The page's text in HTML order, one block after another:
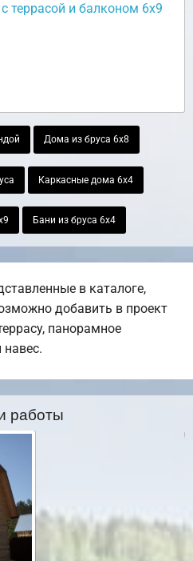
и балконом 6х9
Дома из бруса 6х8
Каркасные дома 6х4
Бани из бруса 6х4
в каталоге,
добавить в проект
панорамное
навес.
работы